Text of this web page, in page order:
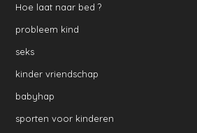
Hoe laat naar bed ?
probleem kind
seks
kinder vriendschap
babyhap
sporten voor kinderen